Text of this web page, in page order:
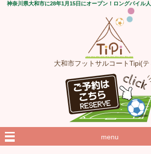
神奈川県大和市に28年1月15日にオープン！ロングパイル
大和市フットサルコートTipi(テ
menu